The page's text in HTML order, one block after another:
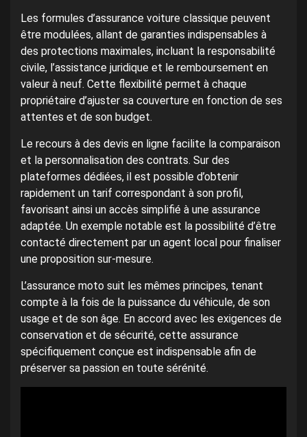
Les formules d’assurance voiture classique peuvent
être modulées, allant de garanties indispensables à
des protections maximales, incluant la responsabilité
civile, l’assistance juridique et le remboursement en
valeur à neuf. Cette flexibilité permet à chaque
propriétaire d’ajuster sa couverture en fonction de ses
attentes et de son budget.
Le recours à des devis en ligne facilite la comparaison
et la personnalisation des contrats. Sur des
plateformes dédiées, il est possible d’obtenir
rapidement un tarif correspondant à son profil,
favorisant ainsi un accès simplifié à une assurance
adaptée. Un exemple notable est la possibilité d’être
contacté directement par un agent local pour finaliser
une proposition sur-mesure.
L’assurance moto suit les mêmes principes, tenant
compte à la fois de la puissance du véhicule, de son
usage et de son âge. En accord avec les exigences de
conservation et de sécurité, cette assurance
spécifiquement conçue est indispensable afin de
préserver sa passion en toute sérénité.